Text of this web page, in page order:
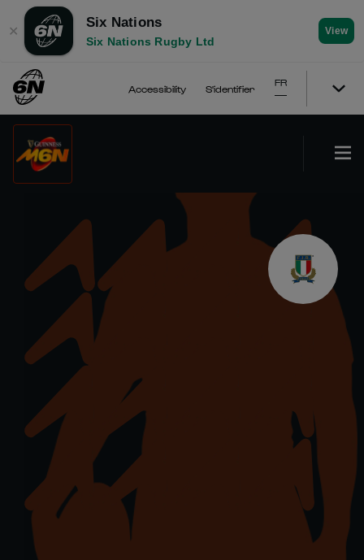
✕
Six Nations
Six Nations Rugby Ltd
View
Accessibility S'identifier
FR